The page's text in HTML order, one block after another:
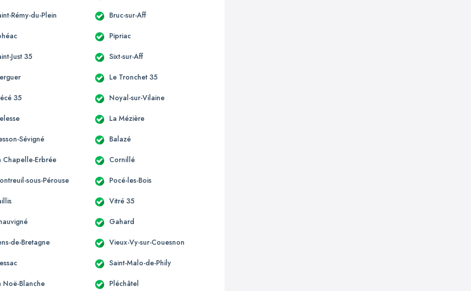
Rémy-du-Plein Bruc-sur-Aff
Pipriac
Just 35 Sixt-sur-Aff
Le Tronchet 35
35 Noyal-sur-Vilaine
La Mézière
Sévigné Balazé
Chapelle-Erbrée Cornillé
sous-Pérouse Pocé-les-Bois
Vitré 35
Gahard
de-Bretagne Vieux-Vy-sur-Couesnon
Saint-Malo-de-Phily
Noë-Blanche Pléchâtel